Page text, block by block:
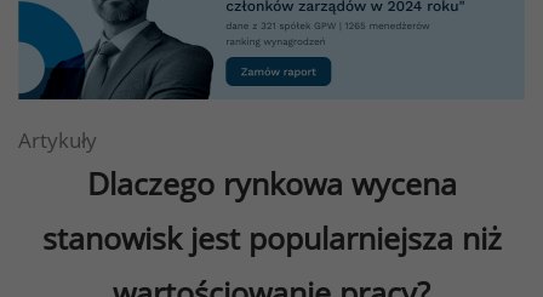
i
Artykuły
Dlaczego rynkowa wycena
stanowisk jest popularniejsza niż